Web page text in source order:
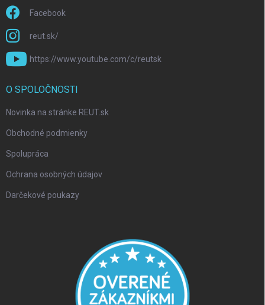
Facebook
reut.sk/
https://www.youtube.com/c/reutsk
O SPOLOČNOSTI
Novinka na stránke REUT.sk
Obchodné podmienky
Spolupráca
Ochrana osobných údajov
Darčekové poukazy